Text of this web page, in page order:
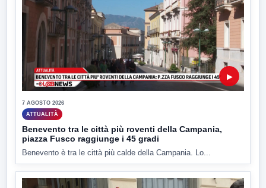
▶
7 AGOSTO 2026
ATTUALITÀ
Benevento tra le città più roventi della Campania,
piazza Fusco raggiunge i 45 gradi
Benevento è tra le città più calde della Campania. Lo...